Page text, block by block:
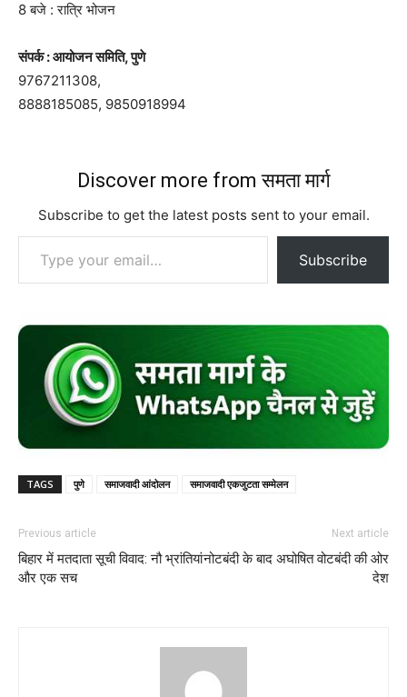
8 बजे : रात्रि भोजन
संपर्क : आयोजन समिति, पुणे
9767211308,
8888185085, 9850918994
Discover more from समता मार्ग
Subscribe to get the latest posts sent to your email.
Type your email…
Subscribe
TAGS पुणे समाजवादी आंदोलन समाजवादी एकजुटता सम्मेलन
Previous article
बिहार में मतदाता सूची विवाद: नौ भ्रांतियां
और एक सच
Next article
नोटबंदी के बाद अघोषित वोटबंदी की ओर
देश